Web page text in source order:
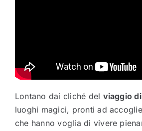
Lontano dai cliché del viaggio
luoghi magici, pronti ad
che hanno voglia di vivere